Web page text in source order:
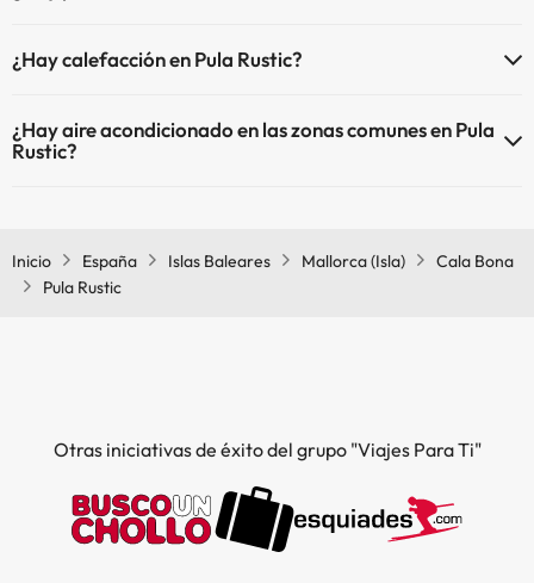
tienes más info sobre la piscina y otras instalaciones.
Piscina al aire libre (toda la temporada)
¿Hay calefacción en Pula Rustic?
¿Hay aire acondicionado en las zonas comunes en Pula
Rustic?
Inicio España Islas Baleares Mallorca (Isla)
Cala Bona
Pula Rustic
Otras iniciativas de éxito del grupo "Viajes Para Ti"